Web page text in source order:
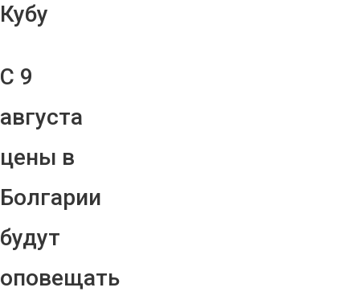
Кубу
С 9
августа
цены в
Болгарии
будут
оповещать